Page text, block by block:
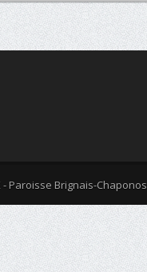
- Paroisse Brignais-